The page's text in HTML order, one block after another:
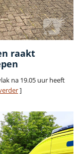
raakt
na 19.05 uur heeft
]